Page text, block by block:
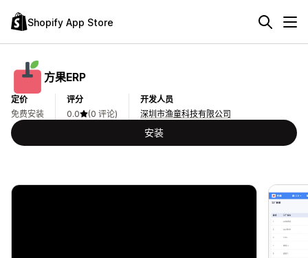
Shopify App Store
方果ERP
定价
免费安装
评分
0.0
(0 评论)
开发人员
深圳市渔童科技有限公司
安装